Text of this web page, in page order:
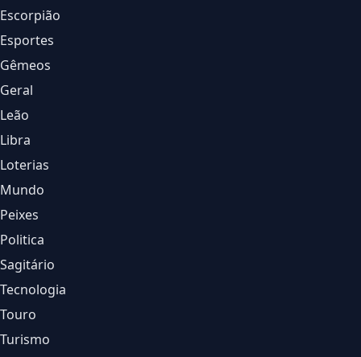
Escorpião
Esportes
Gêmeos
Geral
Leão
Libra
Loterias
Mundo
Peixes
Politica
Sagitário
Tecnologia
Touro
Turismo